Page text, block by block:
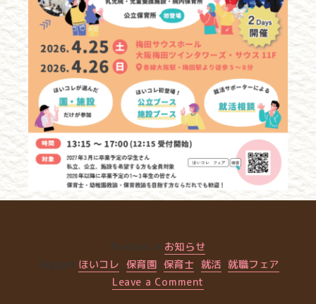
Posted in お知らせ
Tagged ほいコレ 保育園 保育士 就活 ,就職フェア
Leave a Comment